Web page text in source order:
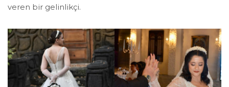
veren bir gelinlikçi.